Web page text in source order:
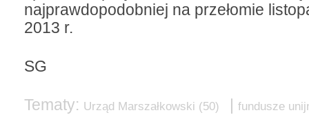
najprawdopodobniej na przełomie
2013 r.
SG
Tematy: Urząd Marszałkowski (50) | fundusze